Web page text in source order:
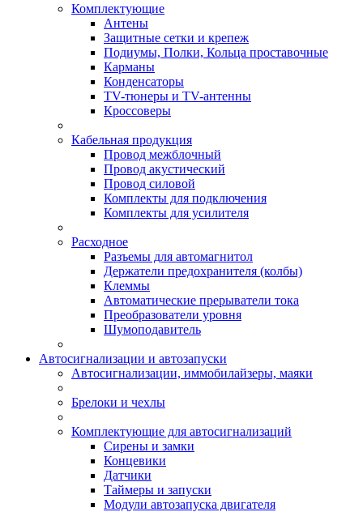
Комплектующие
Антены
Защитные сетки и крепеж
Подиумы, Полки, Кольца проставочные
Карманы
Конденсаторы
TV-тюнеры и TV-антенны
Кроссоверы
Кабельная продукция
Провод межблочный
Провод акустический
Провод силовой
Комплекты для подключения
Комплекты для усилителя
Расходное
Разъемы для автомагнитол
Держатели предохранителя (колбы)
Клеммы
Автоматические прерыватели тока
Преобразователи уровня
Шумоподавитель
Автосигнализации и автозапуски
Автосигнализации, иммобилайзеры, маяки
Брелоки и чехлы
Комплектующие для автосигнализаций
Сирены и замки
Концевики
Датчики
Таймеры и запуски
Модули автозапуска двигателя